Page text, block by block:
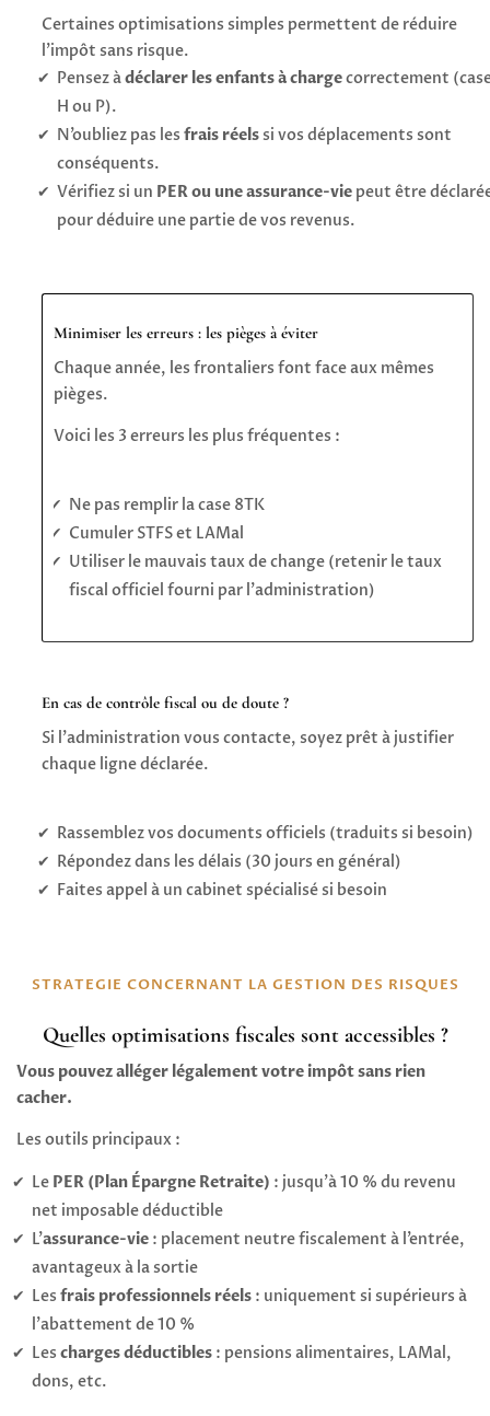
Certaines optimisations simples permettent de réduire
l’impôt sans risque.
Pensez àdéclarer les enfants à chargecorrectement
H ou P).
N’oubliez pas les frais réelssi vos déplacements sont
conséquents.
Vérifiez si un PER ou une assurance-vie peut être
pour déduire une partie de vos revenus.
Minimiser les erreurs : les pièges à éviter
Chaque année, les frontaliers font face aux mêmes
pièges.
Voici les 3 erreurs les plus fréquentes :
Ne pas remplir la case 8TK
Cumuler STFS et LAMal
Utiliser le mauvais taux de change (retenir le taux
fiscal officiel fourni par l’administration)
En cas de contrôle fiscal ou de doute ?
Si l’administration vous contacte, soyez prêt à justifier
chaque ligne déclarée.
Rassemblez vos documents officiels (traduits si besoin)
Répondez dans les délais (30 jours en général)
Faites appel à un cabinet spécialisé si besoin
STRATEGIE CONCERNANT LA GESTION DES RISQUES
Quelles optimisations fiscales sont accessibles ?
Vous pouvez alléger légalement votre impôt sans rien
cacher.
Les outils principaux :
Le PER (Plan Épargne Retraite) : jusqu’à 10 % du revenu
net imposable déductible
L’assurance-vie : placement neutre fiscalement à l’entrée,
avantageux à la sortie
Les frais professionnels réels : uniquement si supérieurs à
l’abattement de 10 %
Les charges déductibles : pensions alimentaires, LAMal,
dons, etc.